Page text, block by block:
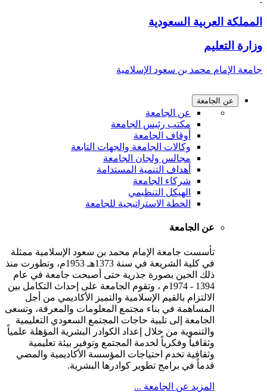
العربية السعودية
محمد بن سعود الإسلامية
عن الجامعة
عن الجامعة
مكتب رئيس الجامعة
أوقاف الجامعة
وكالات الجامعة والجهات التابعة
مجالس ولجان الجامعة
أهداف التنمية المستدامة
شركاء الجامعة
الهيكل التنظيمي
الخطة الاستراتيجية للجامعة
عن الجامعة
تأسست جامعة الإمام محمد بن سعود الإسلامية ممثلة
في كلية الشريعة في سنة 1373هـ 1953م، وتطورت منذ
ذلك الحين بصورة جذرية حتى أصبحت جامعة في عام
1394 - 1974م ، وتقوم الجامعة على إحداث التكامل بين
الالتزام بالقيم الإسلامية والتميز الأكاديمي من أجل
المساهمة في بناء مجتمع المعلومات والمعرفة، وتسعى
الجامعة إلى تلبية حاجات المجتمع السعودي التعليمية
والتنموية من خلال إعداد الكوادر البشرية المؤهلة علمياً
وثقافياً وفكرياً لخدمة المجتمع وتوفير بيئة تعليمية
وثقافية تخدم احتياجات المؤسسة الأكاديمية والمضي
قدماً في برامج تطوير كوادرها البشرية.
المزيد عن الجامعة ...